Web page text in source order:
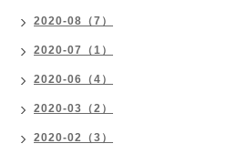
2020-08（7）
2020-07（1）
2020-06（4）
2020-03（2）
2020-02（3）